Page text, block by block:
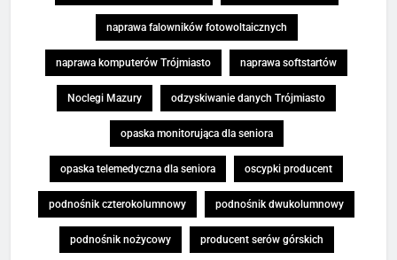
naprawa falowników fotowoltaicznych
naprawa komputerów Trójmiasto naprawa softstartów
Noclegi Mazury odzyskiwanie danych Trójmiasto
opaska monitorująca dla seniora
opaska telemedyczna dla seniora oscypki producent
podnośnik czterokolumnowy podnośnik dwukolumnowy
podnośnik nożycowy producent serów górskich